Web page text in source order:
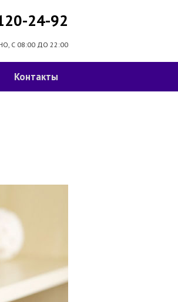
24-92
С 08:00 ДО 22:00
Контакты